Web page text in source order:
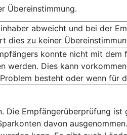
Übereinstimmung.
abweicht und bei der
dies zu keiner
konnte nicht mit
werden. Dies kann
besteht oder wenn für
Empfängerüberprüfung
davon